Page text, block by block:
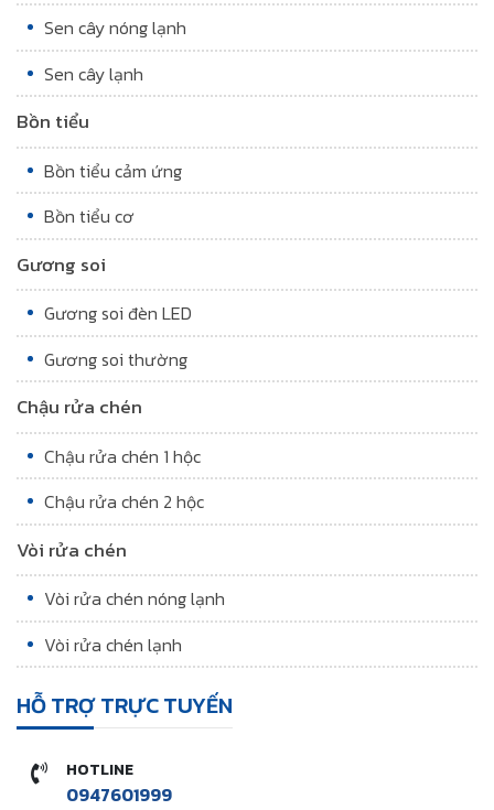
Sen cây nóng lạnh
Sen cây lạnh
Bồn tiểu
Bồn tiểu cảm ứng
Bồn tiểu cơ
Gương soi
Gương soi đèn LED
Gương soi thường
Chậu rửa chén
Chậu rửa chén 1 hộc
Chậu rửa chén 2 hộc
Vòi rửa chén
Vòi rửa chén nóng lạnh
Vòi rửa chén lạnh
HỖ TRỢ TRỰC TUYẾN
HOTLINE
0947601999